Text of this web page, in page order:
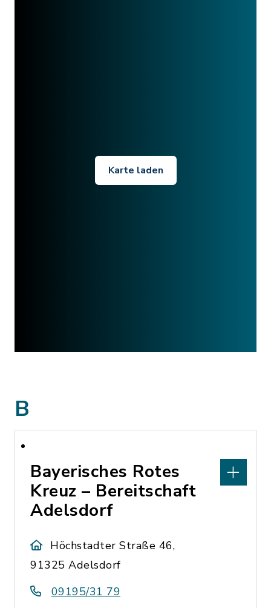
Karte laden
B
Bayerisches Rotes
Kreuz – Bereitschaft
Adelsdorf
Höchstadter Straße 46,
91325 Adelsdorf
09195/31 79